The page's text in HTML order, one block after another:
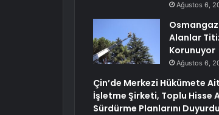
Ağustos 6,
Alanlar
Korunuyor
Ağustos 6,
Çin’de Merkezi Hükümete
İşletme Şirketi, Toplu Hisse
Sürdürme Planlarını Duyurdu